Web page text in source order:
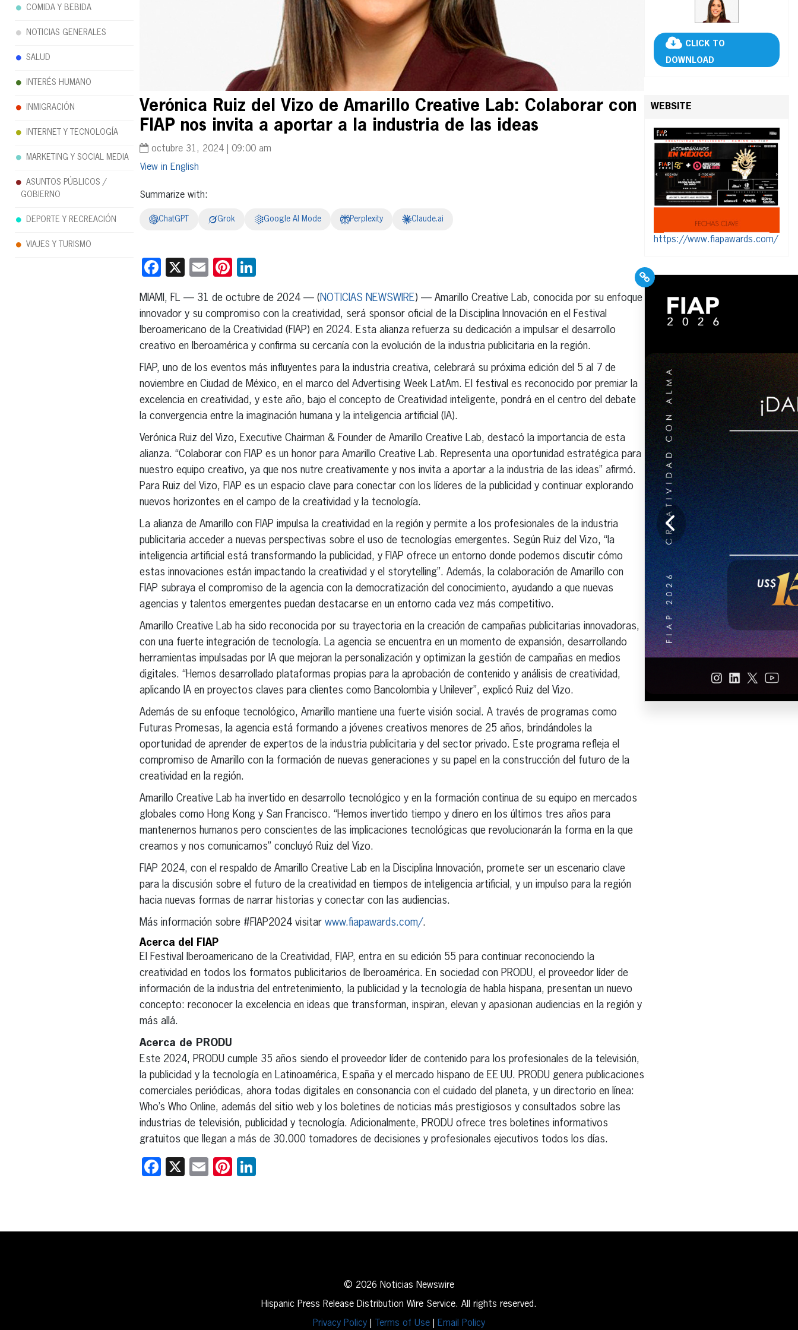
Verónica Ruiz del Vizo de Amarillo Creative Lab: Colaborar con
FIAP nos invita a aportar a la industria de las ideas
octubre 31, 2024 | 09:00 am
English
Summarize with:
ChatGPT Grok Google AI Mode Perplexity Claude.ai
Facebook
X EmailPinterest
MIAMI, FL — 31 de octubre de 2024 — ( NOTICIAS NEWSWIRE) — Amarillo Creative Lab, conocida por su enfoque
innovador y su compromiso con la creatividad, será sponsor oficial de la Disciplina Innovación en el Festival
Iberoamericano de la Creatividad (FIAP) en 2024. Esta alianza refuerza su dedicación a impulsar el desarrollo
creativo en Iberoamérica y confirma su cercanía con la evolución de la industria publicitaria en la región.
FIAP, uno de los eventos más influyentes para la industria creativa, celebrará su próxima edición del 5 al 7 de
noviembre en Ciudad de México, en el marco del Advertising Week LatAm. El festival es reconocido por premiar la
excelencia en creatividad, y este año, bajo el concepto de Creatividad inteligente, pondrá en el centro del debate
la convergencia entre la imaginación humana y la inteligencia artificial (IA).
Verónica Ruiz del Vizo, Executive Chairman & Founder de Amarillo Creative Lab, destacó la importancia de esta
alianza. “Colaborar con FIAP es un honor para Amarillo Creative Lab. Representa una oportunidad estratégica para
nuestro equipo creativo, ya que nos nutre creativamente y nos invita a aportar a la industria de las ideas” afirmó.
Para Ruiz del Vizo, FIAP es un espacio clave para conectar con los líderes de la publicidad y continuar explorando
nuevos horizontes en el campo de la creatividad y la tecnología.
La alianza de Amarillo con FIAP impulsa la creatividad en la región y permite a los profesionales de la industria
publicitaria acceder a nuevas perspectivas sobre el uso de tecnologías emergentes. Según Ruiz del Vizo, “la
inteligencia artificial está transformando la publicidad, y FIAP ofrece un entorno donde podemos discutir cómo
estas innovaciones están impactando la creatividad y el storytelling”. Además, la colaboración de Amarillo con
FIAP subraya el compromiso de la agencia con la democratización del conocimiento, ayudando a que nuevas
agencias y talentos emergentes puedan destacarse en un entorno cada vez más competitivo.
Amarillo Creative Lab ha sido reconocida por su trayectoria en la creación de campañas publicitarias innovadoras,
con una fuerte integración de tecnología. La agencia se encuentra en un momento de expansión, desarrollando
herramientas impulsadas por IA que mejoran la personalización y optimizan la gestión de campañas en medios
digitales. “Hemos desarrollado plataformas propias para la aprobación de contenido y análisis de creatividad,
aplicando IA en proyectos claves para clientes como Bancolombia y Unilever”, explicó Ruiz del Vizo.
Además de su enfoque tecnológico, Amarillo mantiene una fuerte visión social. A través de programas como
Futuras Promesas, la agencia está formando a jóvenes creativos menores de 25 años, brindándoles la
oportunidad de aprender de expertos de la industria publicitaria y del sector privado. Este programa refleja el
compromiso de Amarillo con la formación de nuevas generaciones y su papel en la construcción del futuro de la
creatividad en la región.
Amarillo Creative Lab ha invertido en desarrollo tecnológico y en la formación continua de su equipo en mercados
globales como Hong Kong y San Francisco. “Hemos invertido tiempo y dinero en los últimos tres años para
mantenernos humanos pero conscientes de las implicaciones tecnológicas que revolucionarán la forma en la que
creamos y nos comunicamos” concluyó Ruiz del Vizo.
FIAP 2024, con el respaldo de Amarillo Creative Lab en la Disciplina Innovación, promete ser un escenario clave
para la discusión sobre el futuro de la creatividad en tiempos de inteligencia artificial, y un impulso para la región
hacia nuevas formas de narrar historias y conectar con las audiencias.
Más información sobre #FIAP2024 visitar www.fiapawards.com/.
Acerca del FIAP
El Festival Iberoamericano de la Creatividad, FIAP, entra en su edición 55 para continuar reconociendo la
creatividad en todos los formatos publicitarios de Iberoamérica. En sociedad con PRODU, el proveedor líder de
información de la industria del entretenimiento, la publicidad y la tecnología de habla hispana, presentan un nuevo
concepto: reconocer la excelencia en ideas que transforman, inspiran, elevan y apasionan audiencias en la región y
más allá.
Acerca de PRODU
Este 2024, PRODU cumple 35 años siendo el proveedor líder de contenido para los profesionales de la televisión,
la publicidad y la tecnología en Latinoamérica, España y el mercado hispano de EE UU. PRODU genera publicaciones
comerciales periódicas, ahora todas digitales en consonancia con el cuidado del planeta, y un directorio en línea:
Who’s Who Online, además del sitio web y los boletines de noticias más prestigiosos y consultados sobre las
industrias de televisión, publicidad y tecnología. Adicionalmente, PRODU ofrece tres boletines informativos
gratuitos que llegan a más de 30.000 tomadores de decisiones y profesionales ejecutivos todos los días.
Facebook
X EmailPinterest
CLICK TO
DOWNLOAD
WEBSITE
https://www.fiapawards.com/
Hispanic PR
excellence with our
Click here to subscribe and
receive the latest industry
news, professional
development tips, webinars,
and more!
COMIDA Y BEBIDA
NOTICIAS GENERALES
SALUD
INTERÉS HUMANO
INMIGRACIÓN
INTERNET Y TECNOLOGÍA
MARKETING Y SOCIAL MEDIA
ASUNTOS PÚBLICOS /
GOBIERNO
DEPORTE Y RECREACIÓN
VIAJES Y TURISMO
© 2026 Noticias Newswire
Hispanic Press Release Distribution Wire Service. All rights reserved.
Privacy Policy
Terms of Use Email Policy